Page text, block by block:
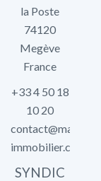
la Poste
74120
Megève
France
+33 4 50 18
10 20
contact@marlier-
immobilier.com
SYNDIC